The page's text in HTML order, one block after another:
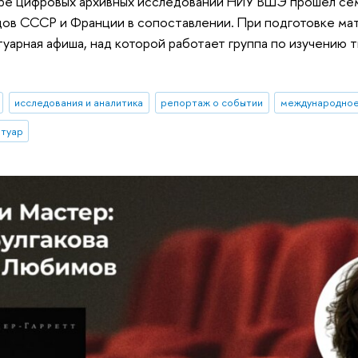
СССР и Франции в сопоставлении. При подготовке
афиша, над которой работает группа по
исследования и аналитика репортаж о событии